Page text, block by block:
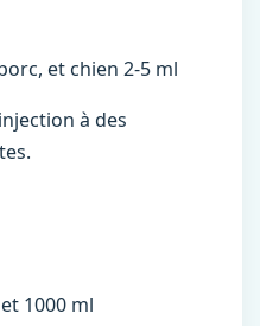
et chien 2-5 ml
à des
1000 ml